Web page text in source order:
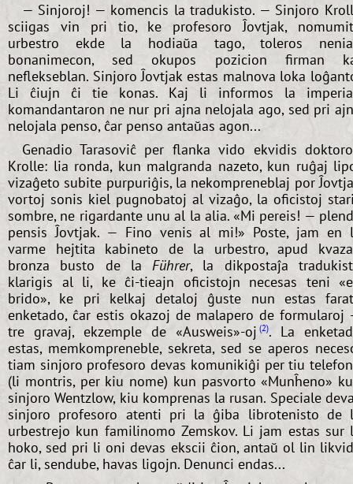
— Sinjoroj! — komencis la tradukisto. — Sinjoro
sciigas vin pri tio, ke profesoro Ĵovtjak,
urbestro ekde la hodiaŭa tago, toleros
bonanimecon, sed okupos pozicion firman
neflekseblan. Sinjoro Ĵovtjak estas malnova loka
Li ĉiujn ĉi tie konas. Kaj li informos la
komandantaron ne nur pri ajna nelojala ago, sed pri
nelojala penso, ĉar penso antaŭas agon...
Genadio Tarasoviĉ per flanka vido ekvidis
Krolle: lia ronda, kun malgranda nazeto, kun ruĝaj
vizaĝeto subite purpuriĝis, la nekompreneblaj por
vortoj sonis kiel pugnobatoj al vizaĝo, la oficistoj
sombre, ne rigardante unu al la alia. «Mi pereis! —
pensis Ĵovtjak. — Fino venis al mi!» Poste, jam en
varme hejtita kabineto de la urbestro, apud
bronza busto de laFührer, la dikpostaĵa
klarigis al li, ke ĉi-tieajn oficistojn necesas teni
brido», ke pri kelkaj detaloj ĝuste nun estas
enketado, ĉar estis okazoj de malapero de formularoj
tre gravaj, ekzemple de «Ausweis»-oj 2 . La
estas, memkompreneble, sekreta, sed se aperos
tiam sinjoro profesoro devas komunikiĝi per tiu
(li montris, per kiu nome) kun pasvorto «Munĥeno»
sinjoro Wentzlow, kiu komprenas la rusan. Speciale
sinjoro profesoro atenti pri la ĝiba librotenisto de
urbestrejo kun familinomo Zemskov. Li jam estas sur
hoko, sed pri li oni devas ekscii ĉion, antaŭ ol lin
ĉar li, sendube, havas ligojn. Denunci endas...